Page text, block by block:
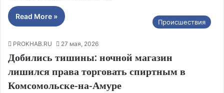
Read More »
Происшествия
PROKHAB.RU 27 мая, 2026
Добились тишины: ночной магазин
лишился права торговать спиртным в
Комсомольске‑на‑Амуре